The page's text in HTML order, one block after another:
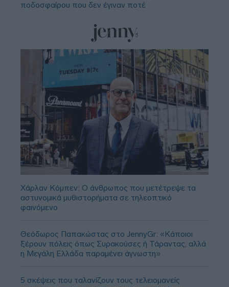
ποδοσφαίρου που δεν έγιναν ποτέ
Χάρλαν Κόμπεν: Ο άνθρωπος που μετέτρεψε τα
αστυνομικά μυθιστορήματα σε τηλεοπτικό
φαινόμενο
Θεόδωρος Παπακώστας στο JennyGr: «Κάποιοι
ξέρουν πόλεις όπως Συρακούσες ή Τάραντας, αλλά
η Μεγάλη Ελλάδα παραμένει άγνωστη»
5 σκέψεις που ταλανίζουν τους τελειομανείς